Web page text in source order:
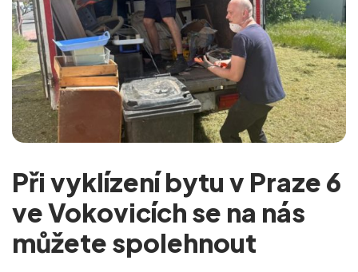
Při vyklízení bytu v Praze 6
ve Vokovicích se na nás
můžete spolehnout